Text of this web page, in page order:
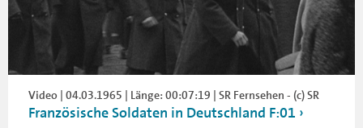
Video | 04.03.1965 | Länge: 00:07:19 | SR Fernsehen - (c) SR
Französische Soldaten in Deutschland F:01